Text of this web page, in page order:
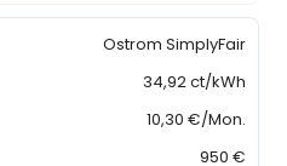
Ostrom SimplyFair
34,92 ct/kWh
10,30 €/Mon.
950 €